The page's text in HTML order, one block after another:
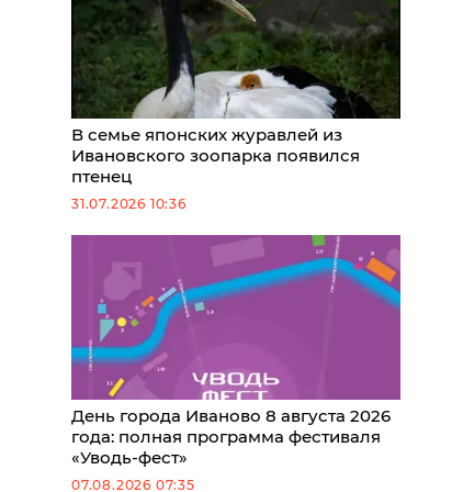
В семье японских журавлей из
Ивановского зоопарка появился
птенец
31.07.2026 10:36
День города Иваново 8 августа 2026
года: полная программа фестиваля
«Уводь-фест»
07.08.2026 07:35